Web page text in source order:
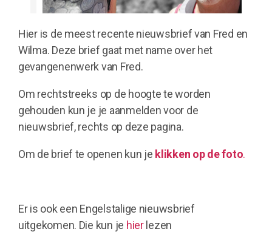
Hier is de meest recente nieuwsbrief van Fred en
Wilma. Deze brief gaat met name over het
gevangenenwerk van Fred.
Om rechtstreeks op de hoogte te worden
gehouden kun je je aanmelden voor de
nieuwsbrief, rechts op deze pagina.
Om de brief te openen kun je klikken op de foto.
Er is ook een Engelstalige nieuwsbrief
uitgekomen. Die kun je hierlezen